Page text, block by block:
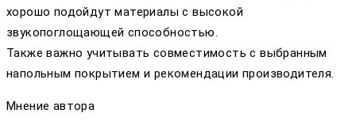
хорошо подойдут материалы с высокой
звукопоглощающей способностью.
Также важно учитывать совместимость с выбранным
напольным покрытием и рекомендации производителя.
Мнение автора